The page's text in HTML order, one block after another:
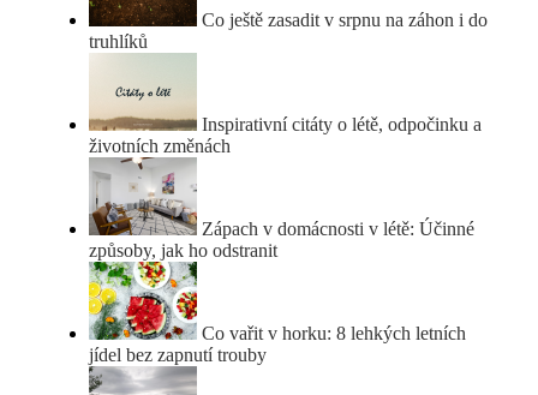
Co ještě zasadit v srpnu na záhon i do
truhlíků
Inspirativní citáty o létě, odpočinku a
životních změnách
Zápach v domácnosti v létě: Účinné
způsoby, jak ho odstranit
Co vařit v horku: 8 lehkých letních
jídel bez zapnutí trouby